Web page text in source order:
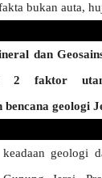
bukan auta,
dan
2 faktor
geologi
geologi